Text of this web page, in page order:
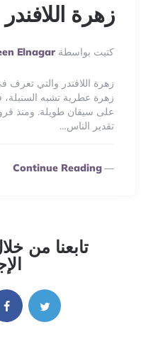
زهرة اللافندر
Posted
By
كتبت بواسطة Elnagar
زهرة اللافندر والتي تعرف
زهرة عطرية تشبه السنبلة،
على سيقان طويلة. ومنذ
تقدير الناس…
Continue Reading
تابعنا من